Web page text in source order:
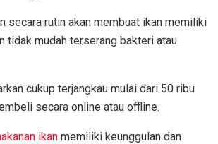
secara rutin akan membuat ikan memiliki
tidak mudah terserang bakteri atau
cukup terjangkau mulai dari 50 ribu
secara online atau offline.
ikan memiliki keunggulan dan